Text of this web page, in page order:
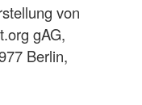
von
gAG,
Berlin,